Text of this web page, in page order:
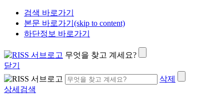
검색 바로가기
본문 바로가기(skip to content)
하단정보 바로가기
무엇을 찾고 계세요?
닫기
삭제
상세검색